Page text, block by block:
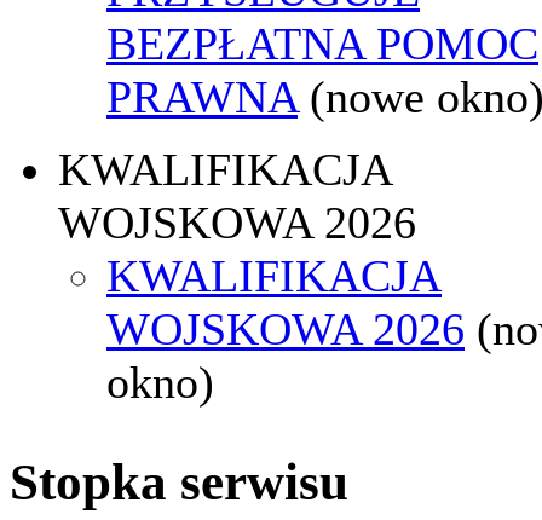
BEZPŁATNA POMOC
PRAWNA (nowe
KWALIFIKACJA
WOJSKOWA 2026
KWALIFIKACJA
WOJSKOWA 2026
okno)
Stopka serwisu